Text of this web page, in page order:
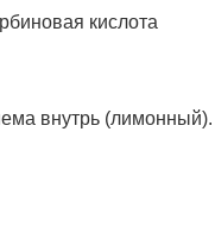
кислота
внутрь (лимонный).